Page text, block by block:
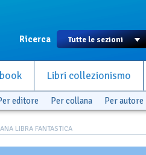
Ricerca
Libri collezionismo
editore Per collana Per autore
LIBRA FANTASTICA